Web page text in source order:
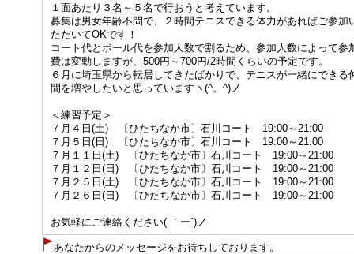
１面あたり３名～５名で行おうと考えています。
募集は男女年齢不問で、２時間テニスできる体力があればご参加
ただいてOKです！
コート代とボール代を参加人数で割るため、参加人数によって参
費は変動しますが、500円～700円/2時間くらいの予定です。
６月に埼玉県から転居してきたばかりで、テニスが一緒にできる
間を増やしたいと思っていますヽ(^。^)ノ
＜練習予定＞
７月４日(土) 〔ひたちなか市〕石川コート 19:00～21:00
７月５日(日) 〔ひたちなか市〕石川コート 19:00～21:00
７月１１日(土) 〔ひたちなか市〕石川コート 19:00～21:00
７月１２日(日) 〔ひたちなか市〕石川コート 19:00～21:00
７月２５日(土) 〔ひたちなか市〕石川コート 19:00～21:00
７月２６日(日) 〔ひたちなか市〕石川コート 19:00～21:00
お気軽にご連絡ください( ｀ー´)ノ
あなたからのメッセージをお待ちしております。